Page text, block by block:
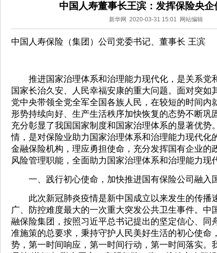
中国人寿董事长王滨：发挥保险央企
新华网 2020-03-31 15:01 网站编辑
中国人寿保险（集团）公司党委书记、董事长 王滨
推进国家治理体系和治理能力现代化，是关系党
国家长治久安、人民幸福安康的重大问题。面对突如
党中央带领全党全军全国各族人民，在较短的时间内
形势持续向好、生产生活秩序加快恢复的态势不断巩
充分彰显了我国国家制度和国家治理体系的显著优势
情，是对保险业助力国家治理体系和治理能力现代化
金融保险机构，理应勇担使命，充分发挥国有企业的
风险管理职能，全面助力国家治理体系和治理能力现
一、践行初心使命，加快推进国有保险公司融入
此次新冠肺炎疫情是新中国成立以来发生的传播
广、防控难度最大的一次重大突发公共卫生事件。中
融保险集团，按照习近平总书记提出的坚定信心、同
准施策的总要求，秉持守护人民美好生活的初心使命
势，第一时间响应，第一时间行动，第一时间落实。